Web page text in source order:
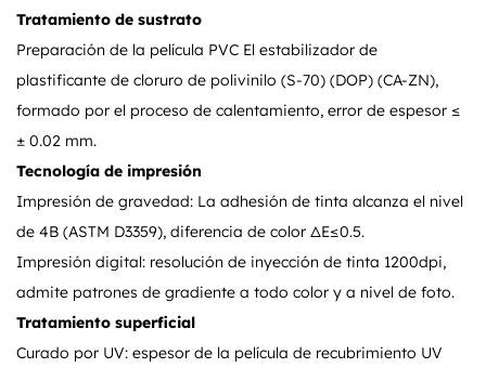
Tratamiento de sustrato
Preparación de la película PVC El estabilizador de
plastificante de cloruro de polivinilo (S-70) (DOP) (CA-ZN),
formado por el proceso de calentamiento, error de espesor ≤
± 0.02 mm.
Tecnología de impresión
Impresión de gravedad: La adhesión de tinta alcanza el nivel
de 4B (ASTM D3359), diferencia de color ΔE≤0.5.
Impresión digital: resolución de inyección de tinta 1200dpi,
admite patrones de gradiente a todo color y a nivel de foto.
Tratamiento superficial
Curado por UV: espesor de la película de recubrimiento UV